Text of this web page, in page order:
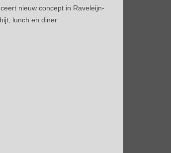
nieuw concept in Raveleijn-
lunch en diner